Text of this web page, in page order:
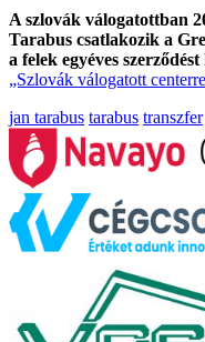
A szlovák válogatottban
Tarabus csatlakozik a
a felek egyéves
„Szlovák válogatott
jan tarabus tarabus transzfer